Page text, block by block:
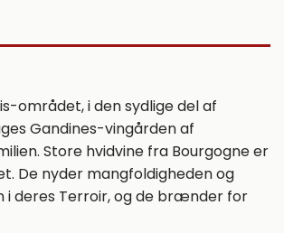
området, i den sydlige del af
Gandines-vingården af
Store hvidvine fra Bourgogne er
De nyder mangfoldigheden og
i deres Terroir, og de brænder for